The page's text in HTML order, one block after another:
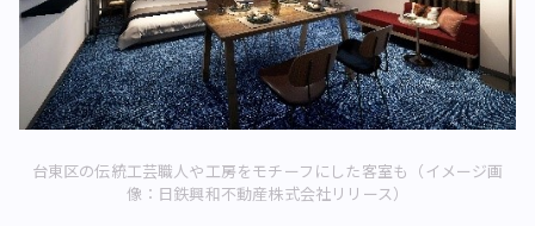
台東区の伝統工芸職人や工房をモチーフにした客室も（イメージ画
像：日鉄興和不動産株式会社リリース）